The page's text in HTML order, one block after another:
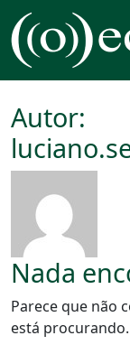
Pular para o
Navegação
Autor:
Nada
Parece que não
está